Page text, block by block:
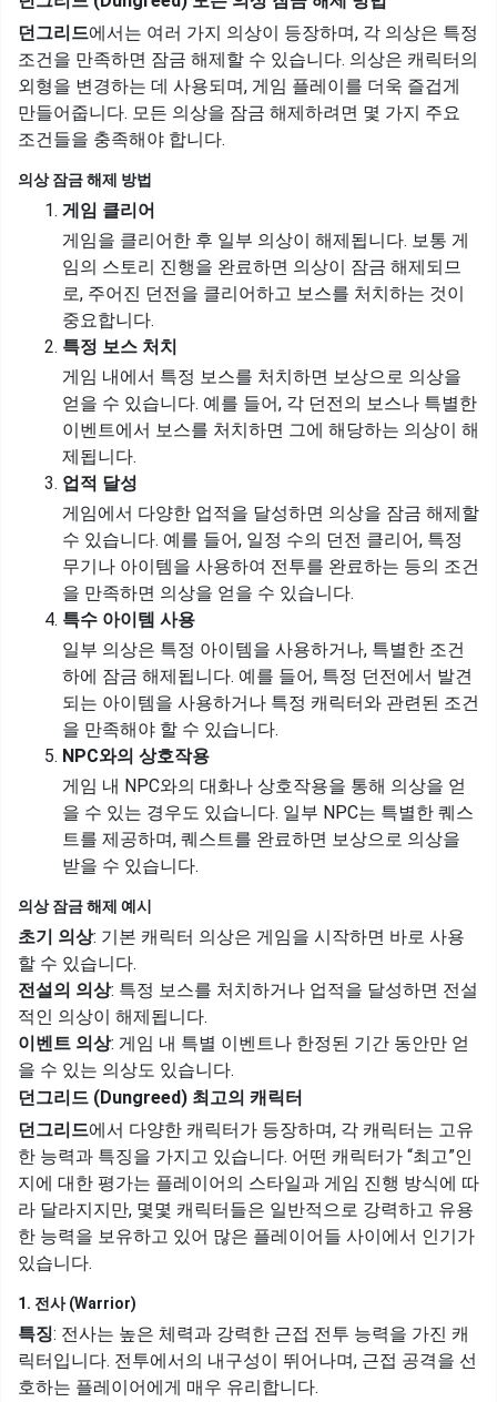
던그리드에서는 여러 가지 의상이 등장하며, 각 의상은 특정
조건을 만족하면 잠금 해제할 수 있습니다. 의상은 캐릭터의
외형을 변경하는 데 사용되며, 게임 플레이를 더욱 즐겁게
만들어줍니다. 모든 의상을 잠금 해제하려면 몇 가지 주요
조건들을 충족해야 합니다.
의상 잠금 해제 방법
게임 클리어
게임을 클리어한 후 일부 의상이 해제됩니다. 보통 게
임의 스토리 진행을 완료하면 의상이 잠금 해제되므
로, 주어진 던전을 클리어하고 보스를 처치하는 것이
중요합니다.
특정 보스 처치
게임 내에서 특정 보스를 처치하면 보상으로 의상을
얻을 수 있습니다. 예를 들어, 각 던전의 보스나 특별한
이벤트에서 보스를 처치하면 그에 해당하는 의상이 해
제됩니다.
업적 달성
게임에서 다양한 업적을 달성하면 의상을 잠금 해제할
수 있습니다. 예를 들어, 일정 수의 던전 클리어, 특정
무기나 아이템을 사용하여 전투를 완료하는 등의 조건
을 만족하면 의상을 얻을 수 있습니다.
특수 아이템 사용
일부 의상은 특정 아이템을 사용하거나, 특별한 조건
하에 잠금 해제됩니다. 예를 들어, 특정 던전에서 발견
되는 아이템을 사용하거나 특정 캐릭터와 관련된 조건
을 만족해야 할 수 있습니다.
NPC와의 상호작용
게임 내 NPC와의 대화나 상호작용을 통해 의상을 얻
을 수 있는 경우도 있습니다. 일부 NPC는 특별한 퀘스
트를 제공하며, 퀘스트를 완료하면 보상으로 의상을
받을 수 있습니다.
의상 잠금 해제 예시
초기 의상: 기본 캐릭터 의상은 게임을 시작하면 바로 사용
할 수 있습니다.
전설의 의상: 특정 보스를 처치하거나 업적을 달성하면 전설
적인 의상이 해제됩니다.
이벤트 의상: 게임 내 특별 이벤트나 한정된 기간 동안만 얻
을 수 있는 의상도 있습니다.
던그리드 (Dungreed) 최고의 캐릭터
던그리드에서 다양한 캐릭터가 등장하며, 각 캐릭터는 고유
한 능력과 특징을 가지고 있습니다. 어떤 캐릭터가 “최고”인
지에 대한 평가는 플레이어의 스타일과 게임 진행 방식에 따
라 달라지지만, 몇몇 캐릭터들은 일반적으로 강력하고 유용
한 능력을 보유하고 있어 많은 플레이어들 사이에서 인기가
있습니다.
1. 전사 (Warrior)
특징: 전사는 높은 체력과 강력한 근접 전투 능력을 가진 캐
릭터입니다. 전투에서의 내구성이 뛰어나며, 근접 공격을 선
호하는 플레이어에게 매우 유리합니다.